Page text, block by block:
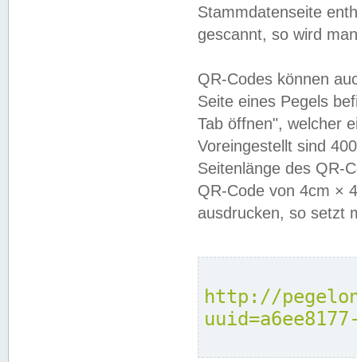
Stammdatenseite
gescannt, so wird
QR-Codes können
Seite eines Pegels
Tab öffnen", welcher
Voreingestellt sind
Seitenlänge des QR-
QR-Code von 4cm ×
ausdrucken, so setzt
http://